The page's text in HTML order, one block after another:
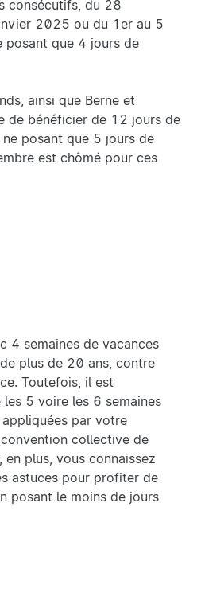
consécutifs, du 28
2025 ou du 1er au 5
posant que 4 jours de
ainsi que Berne et
de bénéficier de 12 jours de
posant que 5 jours de
est chômé pour ces
4 semaines de vacances
plus de 20 ans, contre
Toutefois, il est
les 5 voire les 6 semaines
par votre
collective de
plus, vous connaissez
astuces pour profiter de
posant le moins de jours